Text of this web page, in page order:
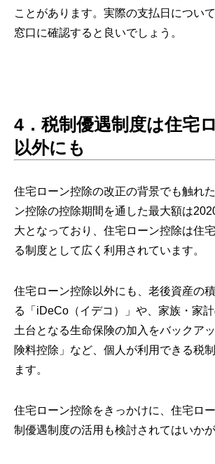
ことがあります。実際の支払日につい
窓口に確認すると良いでしょう。
4．税制優遇制度は住宅
以外にも
住宅ローン控除の改正の背景でも触れ
ン控除の控除期間を通した最大額は
大となっており、住宅ローン控除は住
る制度として広く利用されています。
住宅ローン控除以外にも、老後資産の
る「iDeCo（イデコ）」や、家族・家
土台となる生命保険の加入をバックア
険料控除」など、個人が利用できる税
ます。
住宅ローン控除をきっかけに、住宅ロ
制優遇制度の活用も検討されてはいかが